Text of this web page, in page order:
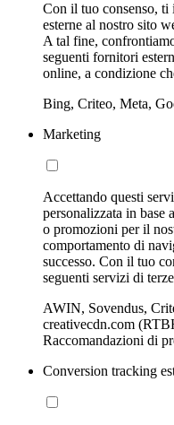
Con il tuo consenso, ti
esterne al nostro sito
A tal fine,
seguenti fornitori
online, a condizione
Bing, Criteo, Meta,
Marketing
Accettando questi
personalizzata in base
o promozioni per il
comportamento di
successo. Con il tuo
seguenti servizi di
AWIN, Sovendus,
creativecdn.com
Raccomandazioni di
Conversion tracking